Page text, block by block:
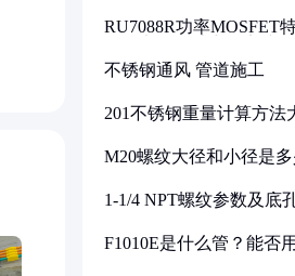
RU7088R功率MOSFET
不锈钢通风 管道施工
201不锈钢重量计算方法
M20螺纹大径和小径是
1-1/4 NPT螺纹参数及底
F1010E是什么管？能否